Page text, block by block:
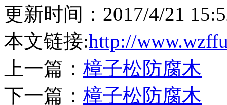
更新时间：2017/4/21
本文链接:http://
上一篇： 樟子松防腐木
下一篇： 樟子松防腐木